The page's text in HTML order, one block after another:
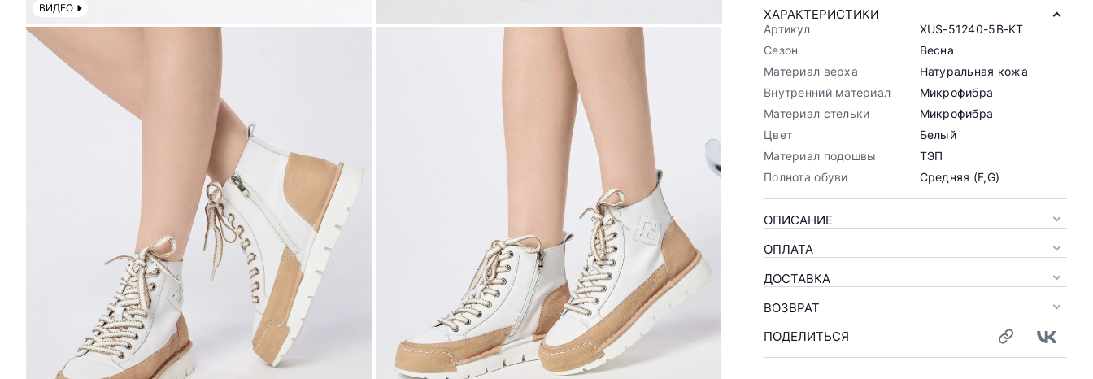
ВИДЕО ХАРАКТЕРИСТИКИ
Артикул
XUS-51240-5B-KT
Сезон
Весна
Материал верха
Натуральная кожа
Внутренний материал
Микрофибра
Материал стельки
Микрофибра
Цвет
Белый
Материал подошвы
ТЭП
Полнота обуви
Средняя (F,G)
ОПИСАНИЕ
ОПЛАТА
ДОСТАВКА
ВОЗВРАТ
ПОДЕЛИТЬСЯ